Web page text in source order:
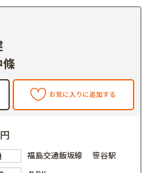
お気に入りに追加する
福島交通飯坂線 笹谷駅